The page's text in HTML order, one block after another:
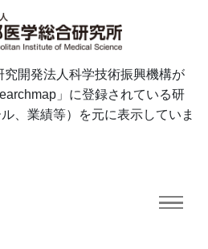
開発法人科学技術振興機構が
」に登録されている研
、業績等）を元に表示していま